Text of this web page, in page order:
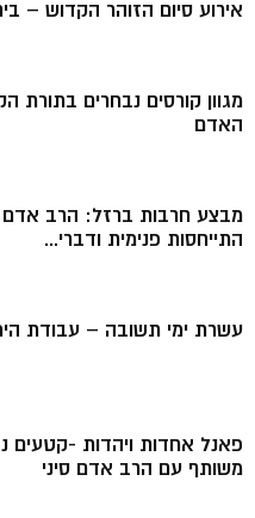
אירוע סיום הזוהר הקדוש –
מגוון קורסים נבחרים בתורת
האדם
מבצע חרבות ברזל: הרב אדם
התייחסות פנימית ודברי...
עשרת ימי תשובה – עבודת
פאנל אחדות ויהדות -קטעים
משותף עם הרב אדם סיני